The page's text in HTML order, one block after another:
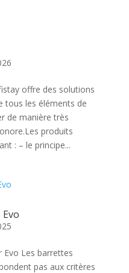
offre des solutions
tous les éléments de
de manière très
produits
: – le principe...
Les barrettes
pas aux critères